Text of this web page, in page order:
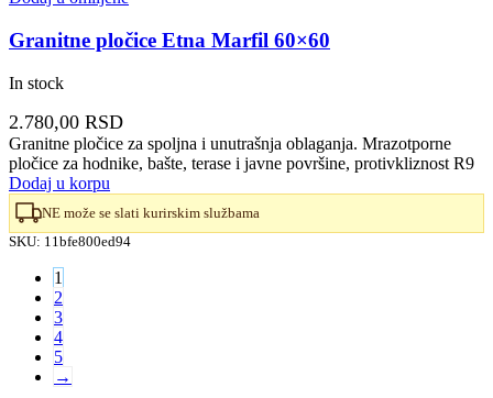
Granitne pločice Etna Marfil 60×60
In stock
2.780,00 RSD
Granitne pločice za spoljna i unutrašnja oblaganja. Mrazotporne
pločice za hodnike, bašte, terase i javne površine, protivkliznost R9
Dodaj u korpu
NE može se slati kurirskim službama
SKU: 11bfe800ed94
1
2
3
4
5
→